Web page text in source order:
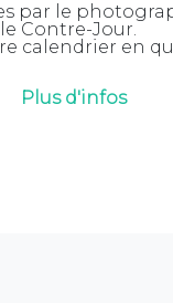
par le
Contre-Jour.
calendrier en
Plus d'infos